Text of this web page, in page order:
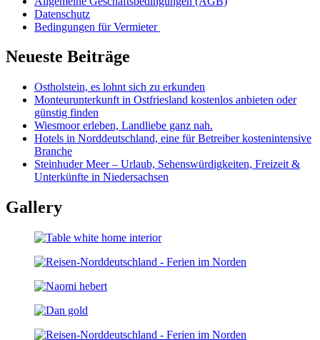
Datenschutz
Bedingungen für Vermieter
Neueste Beiträge
Ostholstein, es lohnt sich zu erkunden
Monteurunterkunft in Ostfriesland kostenlos anbieten oder
günstig finden
Wiesmoor erleben, Landliebe ganz nah.
Hotels in Norddeutschland, eine für Betreiber kostenintensive
Branche
Steinhuder Meer – Urlaub, Sehenswürdigkeiten, Freizeit &
Unterkünfte in Niedersachsen
Gallery